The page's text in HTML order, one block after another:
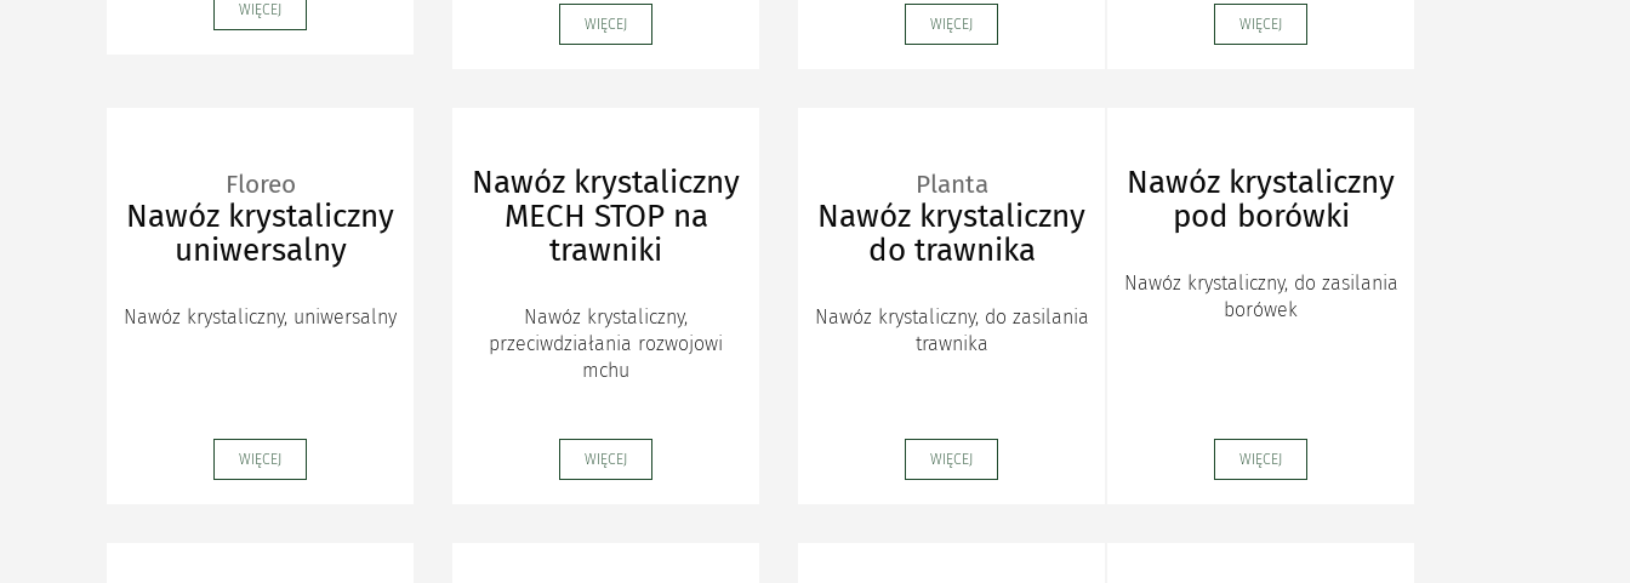
WIĘCEJ
WIĘCEJ WIĘCEJ WIĘCEJ
Floreo
Nawóz krystaliczny
uniwersalny
Nawóz krystaliczny, uniwersalny
WIĘCEJ
Nawóz krystaliczny
MECH STOP na
trawniki
Nawóz krystaliczny,
przeciwdziałania rozwojowi
mchu
WIĘCEJ
Planta
Nawóz krystaliczny
do trawnika
Nawóz krystaliczny, do zasilania
trawnika
WIĘCEJ
Nawóz krystaliczny
pod borówki
Nawóz krystaliczny, do zasilania
borówek
WIĘCEJ